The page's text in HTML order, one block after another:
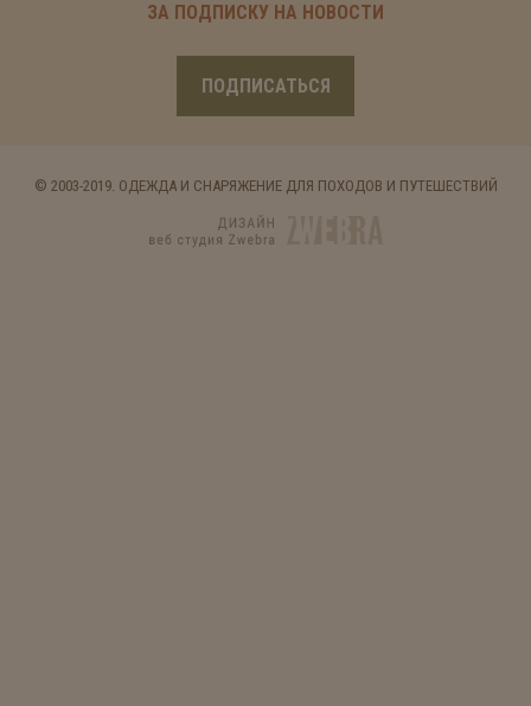
ЗА ПОДПИСКУ НА НОВОСТИ
ПОДПИСАТЬСЯ
© 2003-2019. ОДЕЖДА И СНАРЯЖЕНИЕ ДЛЯ ПОХОДОВ И ПУТЕШЕСТВИЙ